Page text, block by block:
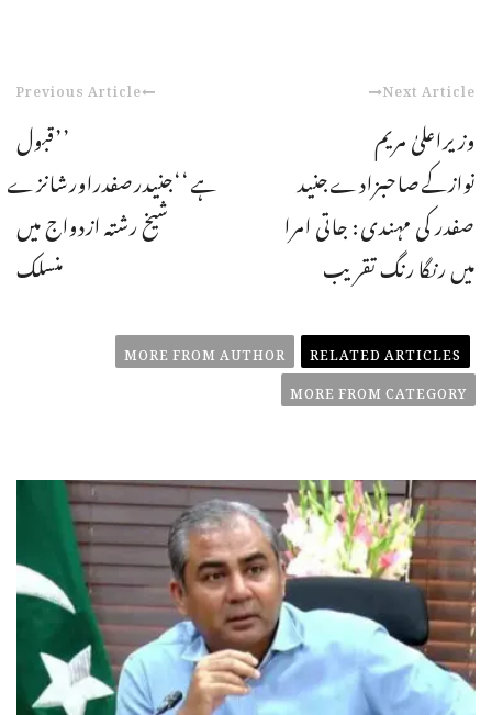
Previous Article
’’قبول
ہے‘‘جنیدرصفدراورشانزے
شیخ رشتہ ازدواج میں
منسلک
Next Article
وزیراعلیٰ مریم
نوازکےصاحبزادےجنید
صفدر کی مہندی: جاتی امرا
میں رنگا رنگ تقریب
RELATED ARTICLES
MORE FROM AUTHOR
MORE FROM CATEGORY